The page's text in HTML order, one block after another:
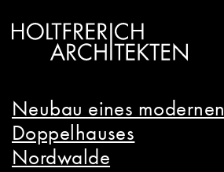
Neubau eines modernen
Doppelhauses
Nordwalde